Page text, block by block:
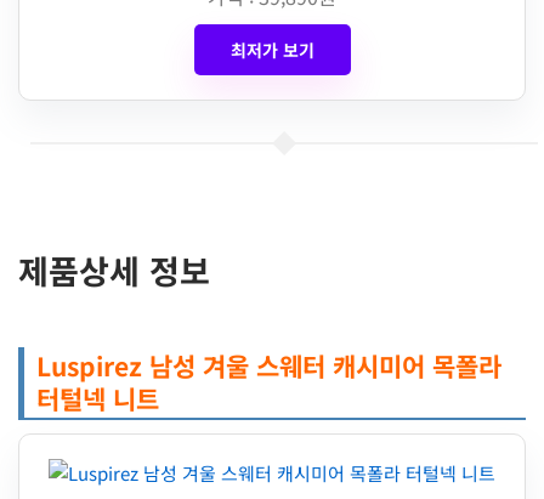
최저가 보기
제품상세 정보
Luspirez 남성 겨울 스웨터 캐시미어 목폴라
터털넥 니트